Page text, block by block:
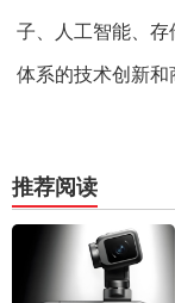
子、人工智能、
体系的技术创新和
推荐阅读